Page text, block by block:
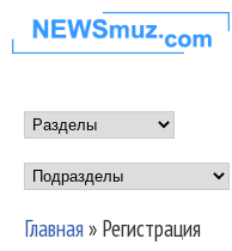
НОВОСТИ
МУЗЫКИ И
ШОУ БИЗНЕСА
NEWSMUZ.COM
Main menu
Главная» Регистрация